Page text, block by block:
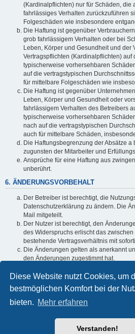
Diese Website nutzt Cookies, um
bestmöglichen Komfort bei der
bieten. Mehr erfahren
Verstanden!
(Kardinalpflichten) nur für Schäden, die
fahrlässiges Verhalten zurückzuführen
Folgeschäden wie insbesondere
Die Haftung ist gegenüber
grob fahrlässigem Verhalten oder bei
Leben, Körper und Gesundheit und der
Vertragspflichten (Kardinalpflichten) auf
typischerweise vorhersehbaren
auf die vertragstypischen
für mittelbare Folgeschäden wie
Die Haftung ist gegenüber
Leben, Körper und Gesundheit oder
fahrlässigem Verhalten des Betreibers
typischerweise vorhersehbaren
nach auf die vertragstypischen
auch für mittelbare Schäden,
Die Haftungsbegrenzung der Absätze a
zugunsten der Mitarbeiter und
Ansprüche für eine Haftung aus
unberührt.
6. ÄNDERUNGSVORBEHALT
Der Betreiber ist berechtigt, die
Datenschutzerklärung zu ändern. Die
Mail mitgeteilt.
Der Nutzer ist berechtigt, den
des Widerspruchs erlischt das
bestehende Vertragsverhältnis mit
Die Änderungen gelten als anerkannt
den Änderungen zugestimmt hat.
Informationen über den Umgang mit
sind in der Datenschutzerklärung
Powered byphpBB® Forum